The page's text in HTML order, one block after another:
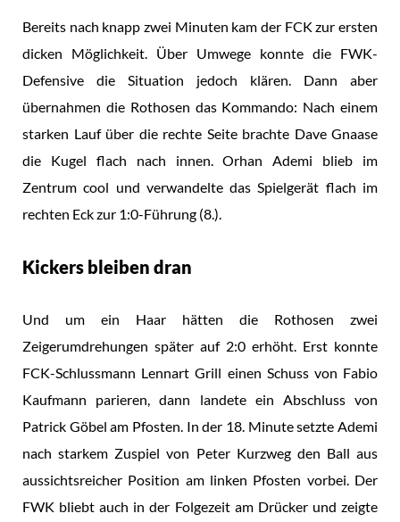
Bereits nach knapp zwei Minuten kam der FCK zur ersten
dicken Möglichkeit. Über Umwege konnte die FWK-
Defensive die Situation jedoch klären. Dann aber
übernahmen die Rothosen das Kommando: Nach einem
starken Lauf über die rechte Seite brachte Dave Gnaase
die Kugel flach nach innen. Orhan Ademi blieb im
Zentrum cool und verwandelte das Spielgerät flach im
rechten Eck zur 1:0-Führung (8.).
Kickers bleiben dran
Und um ein Haar hätten die Rothosen zwei
Zeigerumdrehungen später auf 2:0 erhöht. Erst konnte
FCK-Schlussmann Lennart Grill einen Schuss von Fabio
Kaufmann parieren, dann landete ein Abschluss von
Patrick Göbel am Pfosten. In der 18. Minute setzte Ademi
nach starkem Zuspiel von Peter Kurzweg den Ball aus
aussichtsreicher Position am linken Pfosten vorbei. Der
FWK bliebt auch in der Folgezeit am Drücker und zeigte